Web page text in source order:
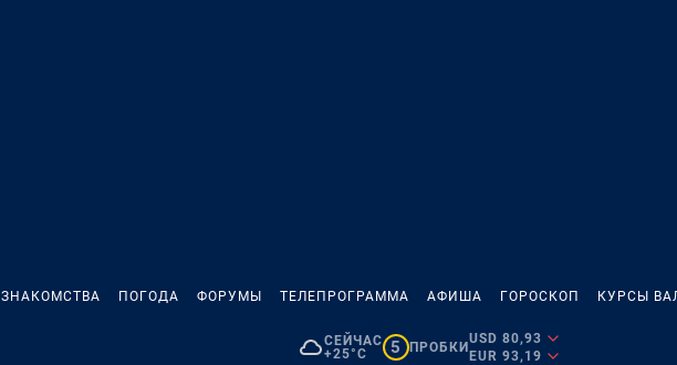
ЗНАКОМСТВА ПОГОДА ФОРУМЫ ТЕЛЕПРОГРАММА АФИША ГОРОСКОП КУРСЫ
СЕЙЧАС
+25°C
5 ПРОБКИ
USD 80,93
EUR 93,19